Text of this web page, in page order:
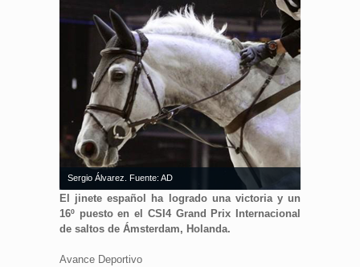
Sergio Álvarez. Fuente: AD
El jinete español ha logrado una victoria y un
16º puesto en el CSI4 Grand Prix Internacional
de saltos de Ámsterdam, Holanda.
Avance Deportivo